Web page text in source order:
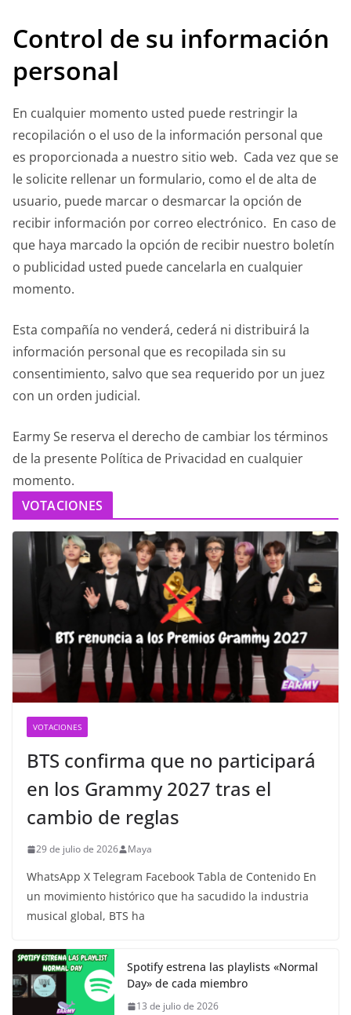
Control de su información
personal
En cualquier momento usted puede restringir la
recopilación o el uso de la información personal que
es proporcionada a nuestro sitio web. Cada vez que se
le solicite rellenar un formulario, como el de alta de
usuario, puede marcar o desmarcar la opción de
recibir información por correo electrónico. En caso de
que haya marcado la opción de recibir nuestro boletín
o publicidad usted puede cancelarla en cualquier
momento.
Esta compañía no venderá, cederá ni distribuirá la
información personal que es recopilada sin su
consentimiento, salvo que sea requerido por un juez
con un orden judicial.
Earmy Se reserva el derecho de cambiar los términos
de la presente Política de Privacidad en cualquier
momento.
VOTACIONES
VOTACIONES
BTS confirma que no participará
en los Grammy 2027 tras el
cambio de reglas
29 de julio de 2026 Maya
WhatsApp X Telegram Facebook Tabla de Contenido En
un movimiento histórico que ha sacudido la industria
musical global, BTS ha
Spotify estrena las playlists «Normal
Day» de cada miembro
13 de julio de 2026